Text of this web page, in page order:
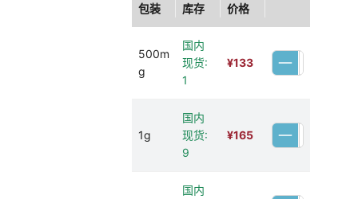
包装 库存 价格
500m
g
国内
现货:
1
¥133
1g
国内
现货:
9
¥165
国内